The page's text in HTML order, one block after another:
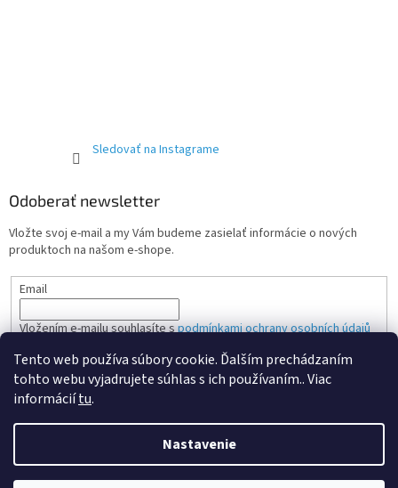
Tento web používa súbory cookie. Ďalším prechádzaním
tohto webu vyjadrujete súhlas s ich používaním.. Viac
informáciítu.
Nastavenie
Sledovať na Instagrame
Odoberať newsletter
Vložte svoj e-mail a my Vám budeme zasielať informácie o nových
produktoch na našom e-shope.
Email
Vložením e-mailu souhlasíte spodmínkami ochrany osobních údajů
PRIHLÁSIŤ SA
Vytvoril Shoptet Premium